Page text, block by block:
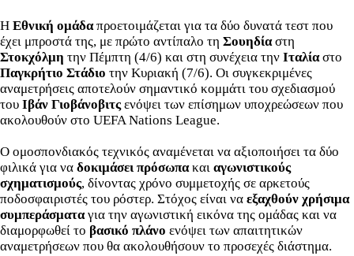
Η Εθνική ομάδαπροετοιμάζεται για τα δύο δυνατά τεστ που
έχει μπροστά της, με πρώτο αντίπαλο τη Σουηδίαστη
Στοκχόλμη την Πέμπτη (4/6) και στη συνέχεια την Ιταλίαστο
Παγκρήτιο Στάδιο την Κυριακή (7/6). Οι συγκεκριμένες
αναμετρήσεις αποτελούν σημαντικό κομμάτι του σχεδιασμού
του Ιβάν Γιοβάνοβιτςενόψει των επίσημων υποχρεώσεων που
ακολουθούν στο UEFA Nations League.
Ο ομοσπονδιακός τεχνικός αναμένεται να αξιοποιήσει τα δύο
φιλικά για να δοκιμάσει πρόσωπακαι αγωνιστικούς
σχηματισμούς, δίνοντας χρόνο συμμετοχής σε αρκετούς
ποδοσφαιριστές του ρόστερ. Στόχος είναι να εξαχθούν χρήσιμα
συμπεράσματαγια την αγωνιστική εικόνα της ομάδας και να
διαμορφωθεί το βασικό πλάνο ενόψει των απαιτητικών
αναμετρήσεων που θα ακολουθήσουν το προσεχές διάστημα.